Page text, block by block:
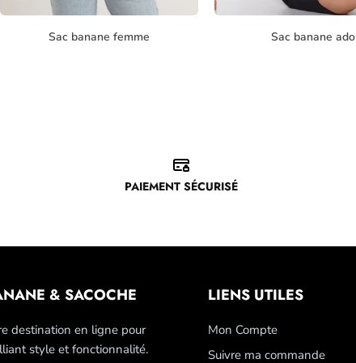
Sac banane femme Sac banane ado
PAIEMENT SÉCURISÉ
& SACOCHE
destination en ligne pour
style et fonctionnalité.
LIENS UTILES
Mon Compte
Suivre ma commande